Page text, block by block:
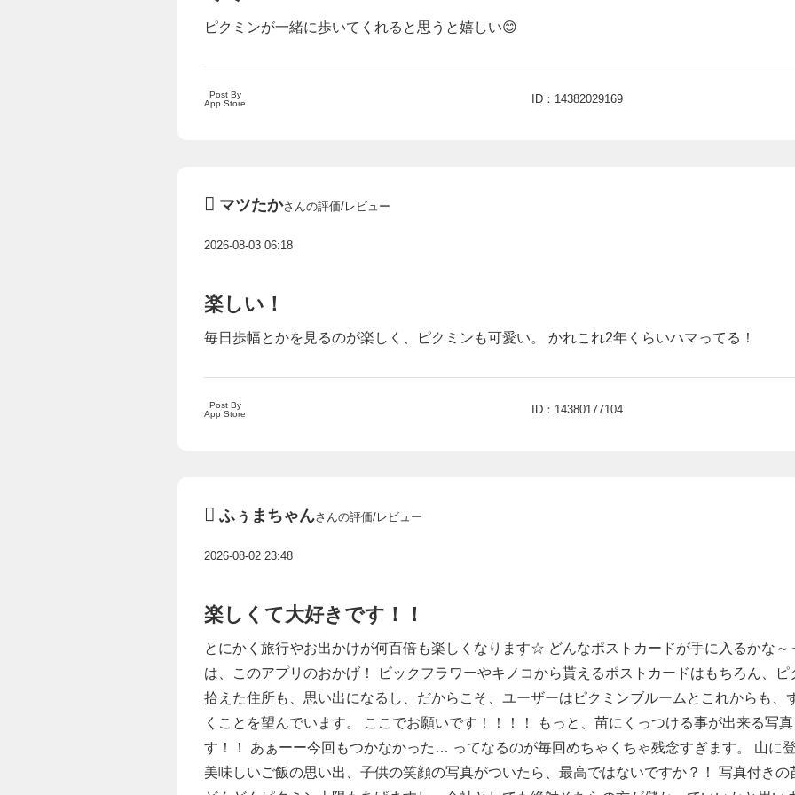
ピクミンが一緒に歩いてくれると思うと嬉しい😊
Post By
App Store
ID：14382029169
マツたかさんの評価/レビュー
2026-08-03 06:18
楽しい！
毎日歩幅とかを見るのが楽しく、ピクミンも可愛い。 かれこれ2年くらいハマってる！
Post By
App Store
ID：14380177104
ふぅまちゃんさんの評価/レビュー
2026-08-02 23:48
楽しくて大好きです！！
とにかく旅行やお出かけが何百倍も楽しくなります☆ どんなポストカードが手に入るかな
は、このアプリのおかげ！ ビックフラワーやキノコから貰えるポストカードはもちろん、
拾えた住所も、思い出になるし、だからこそ、ユーザーはピクミンブルームとこれからも、
くことを望んでいます。 ここでお願いです！！！！ もっと、苗にくっつける事が出来る写
す！！ あぁーー今回もつかなかった… ってなるのが毎回めちゃくちゃ残念すぎます。 山に
美味しいご飯の思い出、子供の笑顔の写真がついたら、最高ではないですか？！ 写真付き